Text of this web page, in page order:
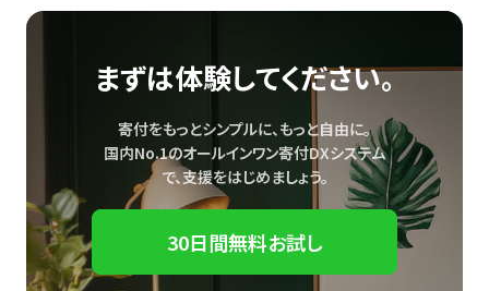
まずは体験してください。
寄付をもっとシンプルに、もっと自由に。
国内No.1のオールインワン寄付DXシステム
で、支援をはじめましょう。
30日間無料お試し